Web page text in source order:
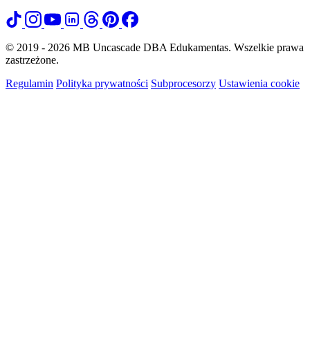
© 2019 - 2026 MB Uncascade DBA Edukamentas. Wszelkie prawa
zastrzeżone.
Regulamin Polityka prywatności Subprocesorzy Ustawienia cookie